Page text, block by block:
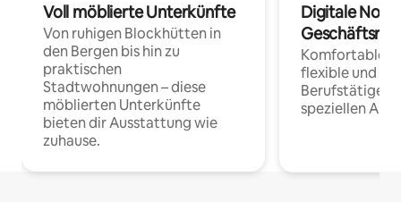
Voll möblierte Unterkünfte
Von ruhigen Blockhütten in
den Bergen bis hin zu
praktischen
Stadtwohnungen – diese
möblierten Unterkünfte
bieten dir Ausstattung wie
zuhause.
Digitale
Komfortable
flexible und
Berufstätige
speziellen